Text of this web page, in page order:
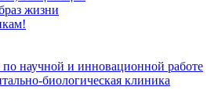
жизни
научной и инновационной работе
биологическая клиника